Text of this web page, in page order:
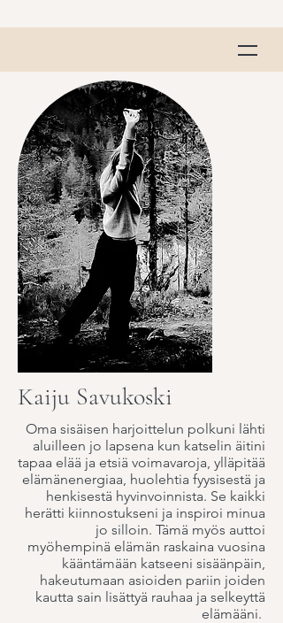
Kaiju Savukoski
Oma sisäisen harjoittelun polkuni lähti
aluilleen jo lapsena kun katselin äitini
tapaa elää ja etsiä voimavaroja, ylläpitää
elämänenergiaa, huolehtia fyysisestä ja
henkisestä hyvinvoinnista. Se kaikki
herätti kiinnostukseni ja inspiroi minua
jo silloin. Tämä myös auttoi
myöhempinä elämän raskaina vuosina
kääntämään katseeni sisäänpäin,
hakeutumaan asioiden pariin joiden
kautta sain lisättyä rauhaa ja selkeyttä
elämääni.